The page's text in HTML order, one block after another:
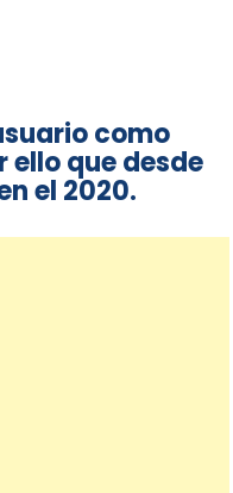
como
que desde
el 2020.